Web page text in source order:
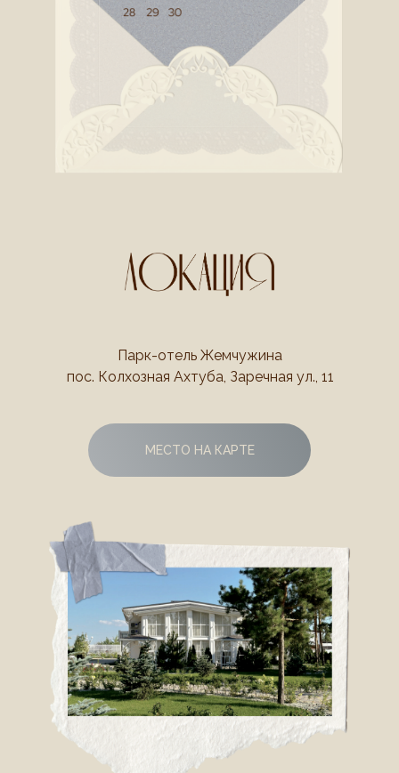
Парк-отель Жемчужина
пос. Колхозная Ахтуба, Заречная ул., 11
МЕСТО НА КАРТЕ